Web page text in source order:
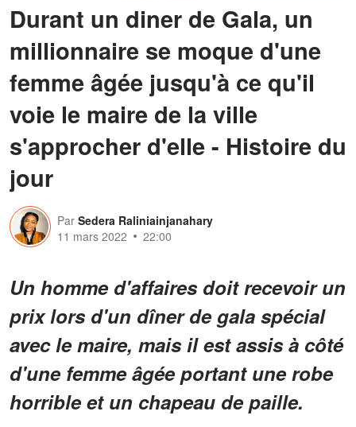
Durant un diner de Gala, un
millionnaire se moque d'une
femme âgée jusqu'à ce qu'il
voie le maire de la ville
s'approcher d'elle - Histoire du
jour
Par Sedera Raliniainjanahary
11 mars 2022
22:00
Un homme d'affaires doit recevoir un
prix lors d'un dîner de gala spécial
avec le maire, mais il est assis à côté
d'une femme âgée portant une robe
horrible et un chapeau de paille.